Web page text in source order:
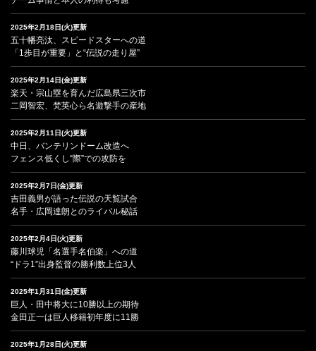
2025年2月18日(火)更新
五十幡亮汰、スピードスターへの道
「1歩目が重要」と“伝説の走り屋”
2025年2月14日(金)更新
楽天・宗山塁を育んだ広島県三次市
二岡智宏、梵英心ら名遊撃手の産地
2025年2月11日(火)更新
中日、バンテリンドーム改造へ
フェンス低くし“際”での攻防を
2025年2月7日(金)更新
吉田義男が語った伝説の天覧試合
名手・広岡達朗とのライバル秘話
2025年2月4日(火)更新
藤川球児「名選手名伯楽」への道
“ドラ1”出身監督の勝利数上位3人
2025年1月31日(金)更新
巨人・田中将大に10勝以上の期待
金田正一は巨人移籍初年度に11勝
2025年1月28日(火)更新